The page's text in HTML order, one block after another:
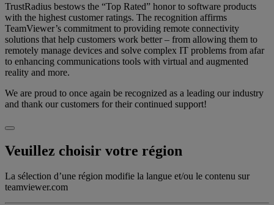
TrustRadius bestows the “Top Rated” honor to software products
with the highest customer ratings. The recognition affirms
TeamViewer’s commitment to providing remote connectivity
solutions that help customers work better – from allowing them to
remotely manage devices and solve complex IT problems from afar
to enhancing communications tools with virtual and augmented
reality and more.
We are proud to once again be recognized as a leading our industry
and thank our customers for their continued support!
Veuillez choisir votre région
La sélection d’une région modifie la langue et/ou le contenu sur
teamviewer.com